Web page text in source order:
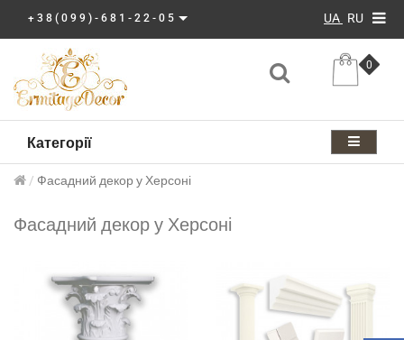
+38(099)-681-22-05 UA RU
0
Категорії
Фасадний декор у Херсоні
Фасадний декор у Херсоні